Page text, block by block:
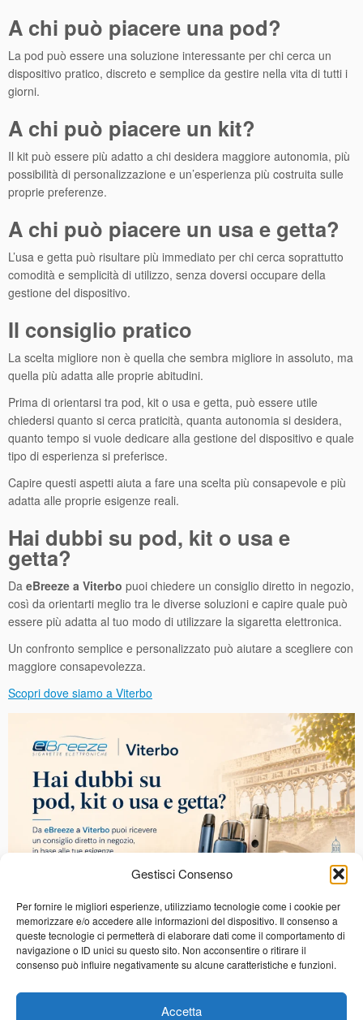
Gestisci Consenso
Per fornire le migliori esperienze, utilizziamo tecnologie come i cookie per
memorizzare e/o accedere alle informazioni del dispositivo. Il consenso a
queste tecnologie ci permetterà di elaborare dati come il comportamento di
navigazione o ID unici su questo sito. Non acconsentire o ritirare il
consenso può influire negativamente su alcune caratteristiche e funzioni.
Accetta
A chi può piacere una pod?
La pod può essere una soluzione interessante per chi cerca un
dispositivo pratico, discreto e semplice da gestire nella vita di tutti i
giorni.
A chi può piacere un kit?
Il kit può essere più adatto a chi desidera maggiore autonomia, più
possibilità di personalizzazione e un’esperienza più costruita sulle
proprie preferenze.
A chi può piacere un usa e getta?
L’usa e getta può risultare più immediato per chi cerca soprattutto
comodità e semplicità di utilizzo, senza doversi occupare della
gestione del dispositivo.
Il consiglio pratico
La scelta migliore non è quella che sembra migliore in assoluto, ma
quella più adatta alle proprie abitudini.
Prima di orientarsi tra pod, kit o usa e getta, può essere utile
chiedersi quanto si cerca praticità, quanta autonomia si desidera,
quanto tempo si vuole dedicare alla gestione del dispositivo e quale
tipo di esperienza si preferisce.
Capire questi aspetti aiuta a fare una scelta più consapevole e più
adatta alle proprie esigenze reali.
Hai dubbi su pod, kit o usa e
getta?
Da eBreeze a Viterbo puoi chiedere un consiglio diretto in negozio,
così da orientarti meglio tra le diverse soluzioni e capire quale può
essere più adatta al tuo modo di utilizzare la sigaretta elettronica.
Un confronto semplice e personalizzato può aiutare a scegliere con
maggiore consapevolezza.
Scopri dove siamo a Viterbo
Navigazione articoli
←Come capire quando cambiare resistenza o pod
comuni e cosa controllare→